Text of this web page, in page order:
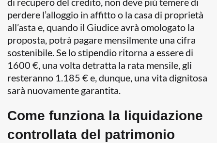
perdere l’alloggio in affitto o la casa di proprietà
all’asta e, quando il Giudice avrà omologato la
proposta, potrà pagare mensilmente una cifra
sostenibile. Se lo stipendio ritorna a essere di
1600 €, una volta detratta la rata mensile, gli
resteranno 1.185 € e, dunque, una vita dignitosa
sarà nuovamente garantita.
Come funziona la liquidazione
controllata del patrimonio